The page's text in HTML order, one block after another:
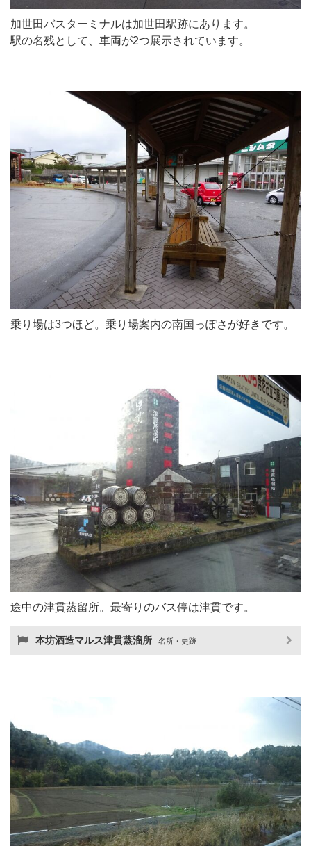
加世田バスターミナルは加世田駅跡にあります。
駅の名残として、車両が2つ展示されています。
乗り場は3つほど。乗り場案内の南国っぽさが好きです。
途中の津貫蒸留所。最寄りのバス停は津貫です。
本坊酒造マルス津貫蒸溜所 名所・史跡